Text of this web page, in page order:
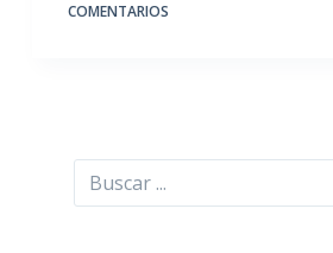
COMENTARIOS
Buscar